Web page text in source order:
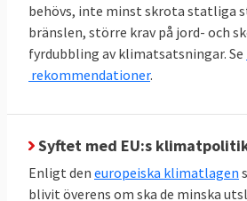
den största andelen
EU-länderna:66 procent 2023
finns något specifikt krav på
medlemsländer utan målet är
förnyelsebar energi
behövs, inte minst skrota statliga
bränslen, större krav på jord- och
fyrdubbling av klimatsatsningar. Se
rekommendationer.
Syftet med EU:s
Enligt den europeiska klimatlagen
blivit överens om ska de minska